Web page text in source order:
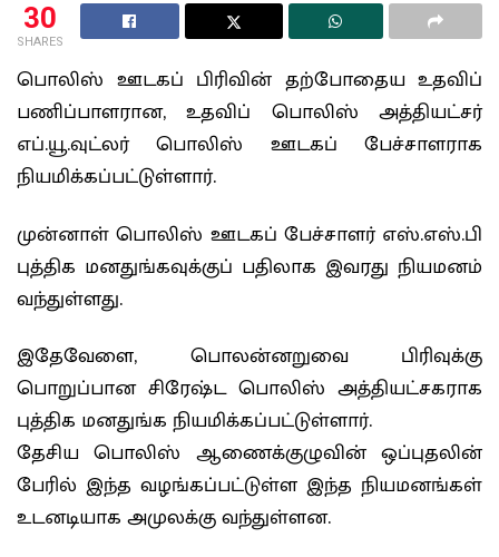
30
SHARES
பொலிஸ் ஊடகப் பிரிவின் தற்போதைய உதவிப்
பணிப்பாளரான, உதவிப் பொலிஸ் அத்தியட்சர்
எப்.யூ.வுட்லர் பொலிஸ் ஊடகப் பேச்சாளராக
நியமிக்கப்பட்டுள்ளார்.
முன்னாள் பொலிஸ் ஊடகப் பேச்சாளர் எஸ்.எஸ்.பி
புத்திக மனதுங்கவுக்குப் பதிலாக இவரது நியமனம்
வந்துள்ளது.
இதேவேளை, பொலன்னறுவை பிரிவுக்கு
பொறுப்பான சிரேஷ்ட பொலிஸ் அத்தியட்சகராக
புத்திக மனதுங்க நியமிக்கப்பட்டுள்ளார்.
தேசிய பொலிஸ் ஆணைக்குழுவின் ஒப்புதலின்
பேரில் இந்த வழங்கப்பட்டுள்ள இந்த நியமனங்கள்
உடனடியாக அமுலக்கு வந்துள்ளன.